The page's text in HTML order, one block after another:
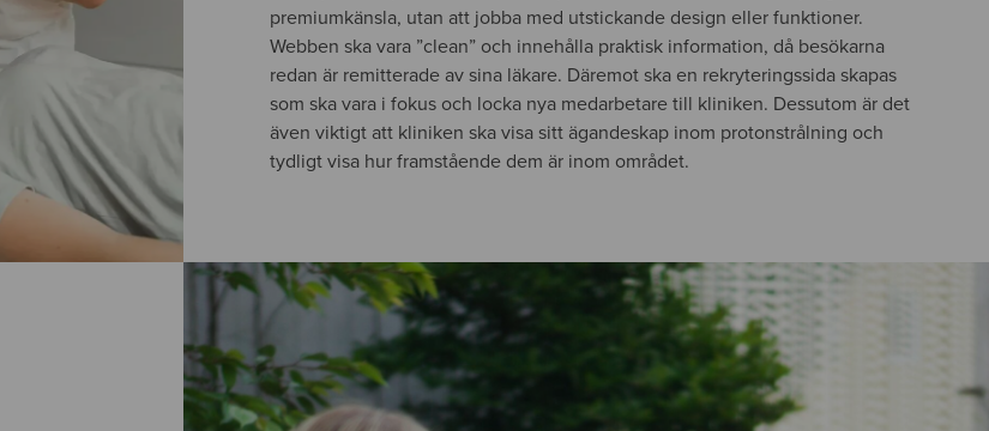
premiumkänsla, utan att jobba med utstickande design eller funktioner.
Webben ska vara ”clean” och innehålla praktisk information, då besökarna
redan är remitterade av sina läkare. Däremot ska en rekryteringssida skapas
som ska vara i fokus och locka nya medarbetare till kliniken. Dessutom är det
även viktigt att kliniken ska visa sitt ägandeskap inom protonstrålning och
tydligt visa hur framstående dem är inom området.